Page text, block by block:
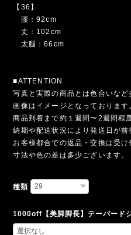
【36】
腰：92cm
丈：102cm
太腿：66cm
■ATTENTION
写真と実際の商品とは色合いなど
画像はイメージとなっております
商品到着まで約１週間〜2週間程
納期や配送状況により発送日が前
お客様都合での返品・交換は受け
寸法や色の差は多少ございます。
種類
1000off【美脚脚長】テーパード